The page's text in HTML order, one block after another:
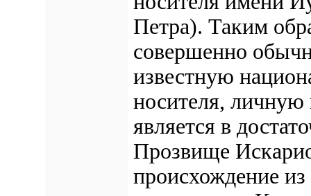
Петра). Таким
совершенно
известную
носителя,
является в
Прозвище
происхождение